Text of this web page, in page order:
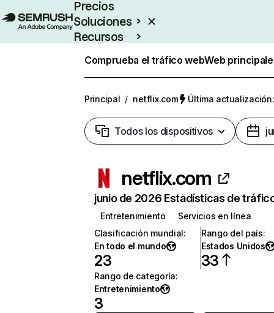
Precios
Soluciones
Recursos
Comprueba el tráfico webWeb
Principal / netflix.com Última
Todos los dispositivos
netflix.com
junio de 2026 Estadísticas de
Entretenimiento
Servicios en línea
Clasificación mundial:
En todo el mundo
23
Rango del país:
Estados Unidos
33
Rango de categoría:
Entretenimiento
3